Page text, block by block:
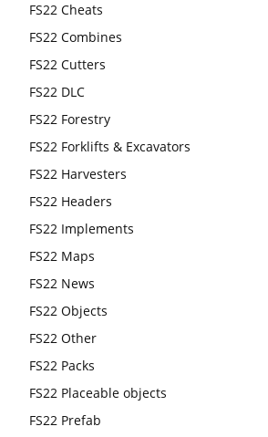
FS22 Cheats
FS22 Combines
FS22 Cutters
FS22 DLC
FS22 Forestry
FS22 Forklifts & Excavators
FS22 Harvesters
FS22 Headers
FS22 Implements
FS22 Maps
FS22 News
FS22 Objects
FS22 Other
FS22 Packs
FS22 Placeable objects
FS22 Prefab